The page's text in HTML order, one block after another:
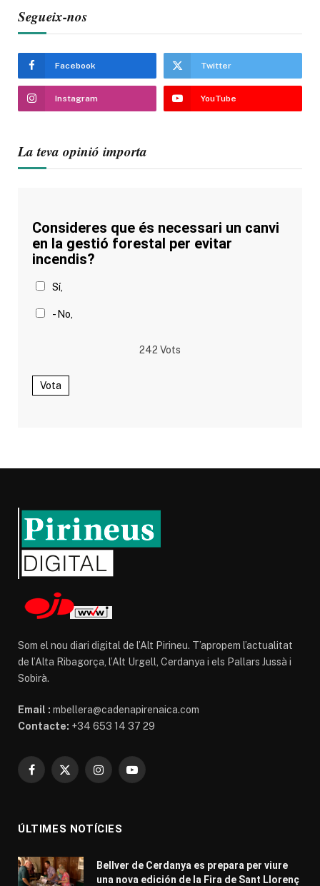
Segueix-nos
Facebook Twitter
Instagram YouTube
La teva opinió importa
Consideres que és necessari un canvi
en la gestió forestal per evitar
incendis?
Sí,
- No,
242 Vots
Vota
Som el nou diari digital de l’Alt Pirineu. T’apropem l’actualitat
de l’Alta Ribagorça, l’Alt Urgell, Cerdanya i els Pallars Jussà i
Sobirà.
Email : mbellera@cadenapirenaica.com
Contacte: +34 653 14 37 29
Facebook
X
InstagramYouTube
ÚLTIMES NOTÍCIES
Bellver de Cerdanya es prepara per viure
una nova edición de la Fira de Sant Llorenç